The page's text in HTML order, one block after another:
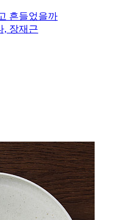
흔들었을까
, 장재근